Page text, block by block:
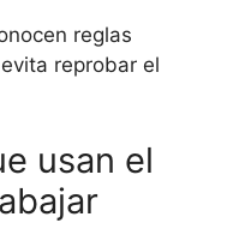
reglas
reprobar el
usan el